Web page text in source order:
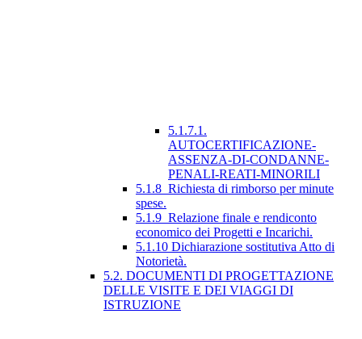
5.1.7.1.
AUTOCERTIFICAZIONE-
ASSENZA-DI-CONDANNE-
PENALI-REATI-MINORILI
5.1.8_Richiesta di rimborso per minute
spese.
5.1.9_Relazione finale e rendiconto
economico dei Progetti e Incarichi.
5.1.10 Dichiarazione sostitutiva Atto di
Notorietà.
5.2. DOCUMENTI DI PROGETTAZIONE
DELLE VISITE E DEI VIAGGI DI
ISTRUZIONE